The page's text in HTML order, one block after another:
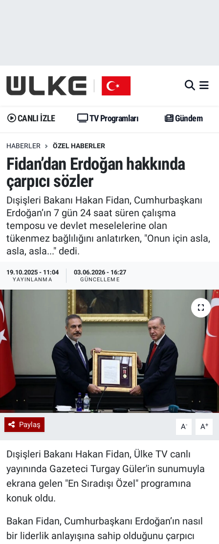
CANLI İZLE TV Programları Gündem
HABERLER ÖZEL HABERLER
Fidan’dan Erdoğan hakkında
çarpıcı sözler
Dışişleri Bakanı Hakan Fidan, Cumhurbaşkanı
Erdoğan’ın 7 gün 24 saat süren çalışma
temposu ve devlet meselelerine olan
tükenmez bağlılığını anlatırken, "Onun için asla,
asla, asla..." dedi.
19.10.2025 - 11:04
YAYINLANMA
03.06.2026 - 16:27
GÜNCELLEME
Paylaş A- A+
Dışişleri Bakanı Hakan Fidan, Ülke TV canlı
yayınında Gazeteci Turgay Güler'in sunumuyla
ekrana gelen "En Sıradışı Özel" programına
konuk oldu.
Bakan Fidan, Cumhurbaşkanı Erdoğan’ın nasıl
bir liderlik anlayışına sahip olduğunu çarpıcı
Gündem
Dünya
Erişim Bilgileri
Ekonomi
Trend
Özel Haberler
Gündem
Trend
Erişim Bilgileri
Spor
Ekonomi
Dünya
Erişim Bilgileri
Ramazan
İstanbul Namaz Vakitleri
Trafik Durumu
Erişim Bilgileri
Tüm Manşetler
Son Dakika Haberleri
Haber Arşivi